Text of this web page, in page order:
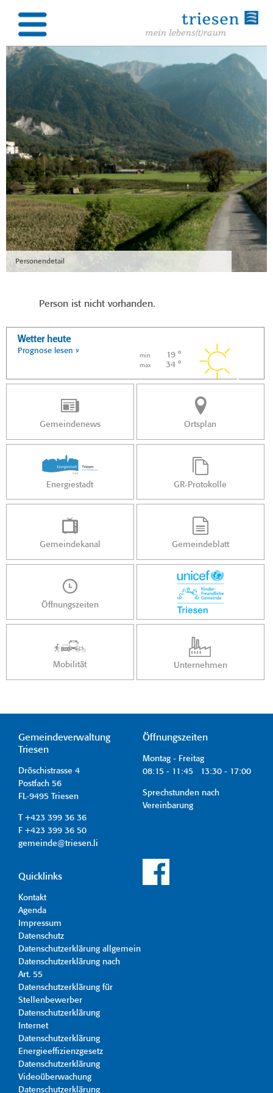
Personendetail
Person ist nicht vorhanden.
Wetter heute
Prognose lesen »
min 19 °
max 34 °
Gemeindenews Ortsplan
Energiestadt GR-Protokolle
Gemeindekanal Gemeindeblatt
Öffnungszeiten
Mobilität Unternehmen
Gemeindeverwaltung
Triesen
Dröschistrasse 4
Postfach 56
FL-9495 Triesen
T +423 399 36 36
F +423 399 36 50
gemeinde@triesen.li
Öffnungszeiten
Montag - Freitag
08:15 - 11:45 13:30 - 17:00
Sprechstunden nach
Vereinbarung
Quicklinks
Kontakt
Agenda
Impressum
Datenschutz
Datenschutzerklärung allgemein
Datenschutzerklärung nach
Art. 55
Datenschutzerklärung für
Stellenbewerber
Datenschutzerklärung
Internet
Datenschutzerklärung
Energieeffizienzgesetz
Datenschutzerklärung
Videoüberwachung
Datenschutzerklärung